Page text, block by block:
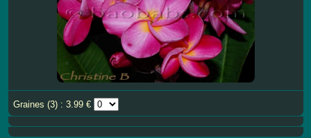
Graines (3) : 3.99 €